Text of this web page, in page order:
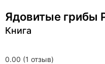
0.00 (1 отзыв)
Ядовитые грибы
Книга